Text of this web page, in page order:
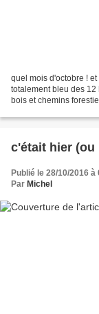
quel mois d'octobre !
totalement bleu des
bois et chemins
c'était hier (ou
Publié le 28/10/2016 à
Par Michel